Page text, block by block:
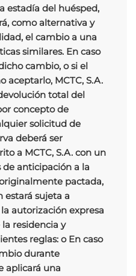
estadía del huésped,
como alternativa y
el cambio a una
similares. En caso
cambio, o si el
aceptarlo, MCTC, S.A.
total del
concepto de
solicitud de
deberá ser
a MCTC, S.A. con un
de anticipación a la
pactada,
estará sujeta a
autorización expresa
residencia y
reglas: o En caso
durante
aplicará una